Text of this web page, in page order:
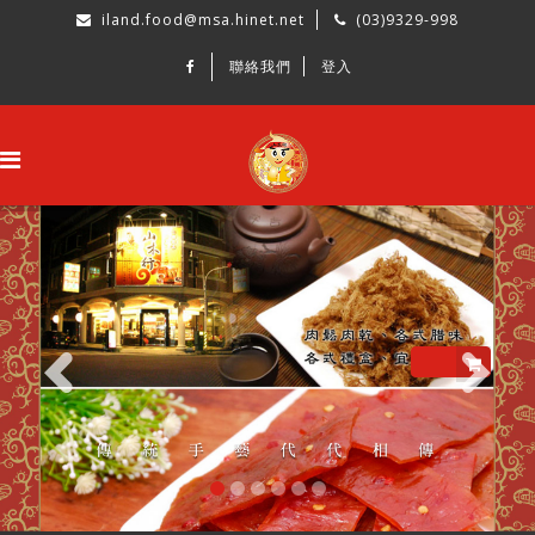
iland.food@msa.hinet.net (03)9329-998
聯絡我們 登入